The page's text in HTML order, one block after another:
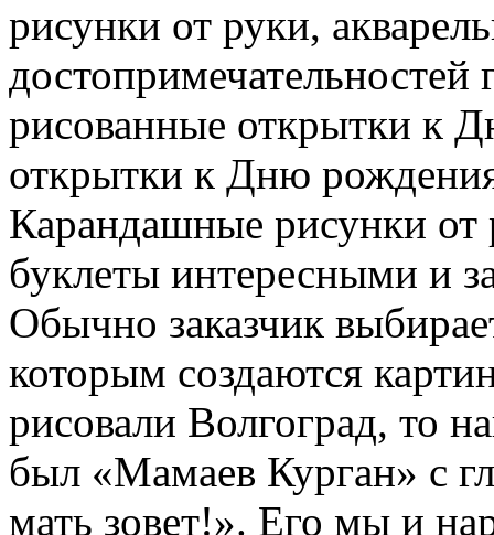
рисунки от руки,
рисованные открытки к
открытки к Дню
Карандашные рисунки от
буклеты интересными и
Обычно заказчик
которым создаются
рисовали Волгоград, то
был «Мамаев Курган» с
мать зовет!». Его мы и